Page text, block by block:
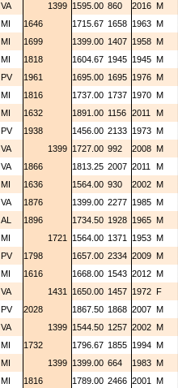
VA 1399 1595.00 860 2016 M
MI 1646 1715.67 1658 1963 M
MI 1699 1399.00 1407 1958 M
MI 1818 1604.67 1945 1945 M
PV 1961 1695.00 1695 1976 M
MI 1816 1737.00 1737 1970 M
MI 1632 1891.00 1156 2011 M
PV 1938 1456.00 2133 1973 M
VA 1399 1727.00 992 2008 M
VA 1866 1813.25 2007 2011 M
MI 1636 1564.00 930 2002 M
VA 1876 1399.00 2277 1985 M
AL 1896 1734.50 1928 1965 M
MI 1721 1564.00 1371 1953 M
PV 1798 1657.00 2334 2009 M
MI 1616 1668.00 1543 2012 M
VA 1431 1650.00 1457 1972 F
PV 2028 1867.50 1868 2007 M
VA 1399 1544.50 1257 2002 M
MI 1732 1796.67 1855 1994 M
MI 1399 1399.00 664 1983 M
MI 1816 1789.00 2466 2001 M